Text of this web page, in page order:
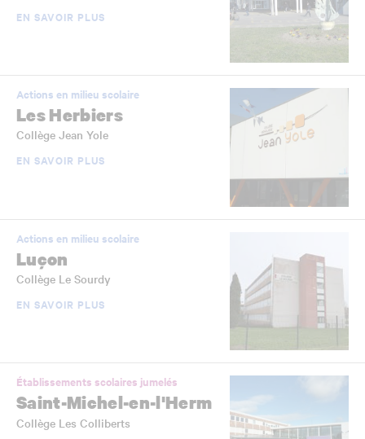
EN SAVOIR PLUS
Actions en milieu scolaire
Les Herbiers
Collège Jean Yole
EN SAVOIR PLUS
Actions en milieu scolaire
Luçon
Collège Le Sourdy
EN SAVOIR PLUS
Établissements scolaires jumelés
Saint-Michel-en-l'Herm
Collège Les Colliberts